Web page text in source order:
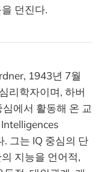
던진다.
1943년 7월
리학자이며, 하버
에서 활동해 온 교
. 그는 IQ 중심의 단
지능을 언어적,